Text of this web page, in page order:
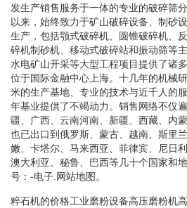
发生产销售服务于一体的专业的破碎筛
以来，始终致力于矿山破碎设备、制砂
生产，包括颚式破碎机、圆锥破碎机、
碎机制砂机、移动式破碎站和振动筛等
水电矿山开采等大型工程项目提供了诸
位于国际金融中心上海。十几年的机械
米的生产基地、专业的技术与近千人的
年基业提供了不竭动力。销售网络不仅
疆、广西、云南河南、新疆、西藏、内
也已出口到俄罗斯、蒙古、越南、斯里
嫩、卡塔尔、马来西亚、菲律宾、尼日
澳大利亚、秘鲁、巴西等几十个国家和
号：-电子.网站地图。
粹石机的价格工业磨粉设备高压磨粉机